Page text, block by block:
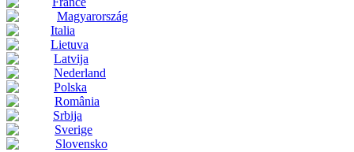
Magyarország
Italia
Lietuva
Latvija
Nederland
Polska
România
Srbija
Sverige
Slovensko